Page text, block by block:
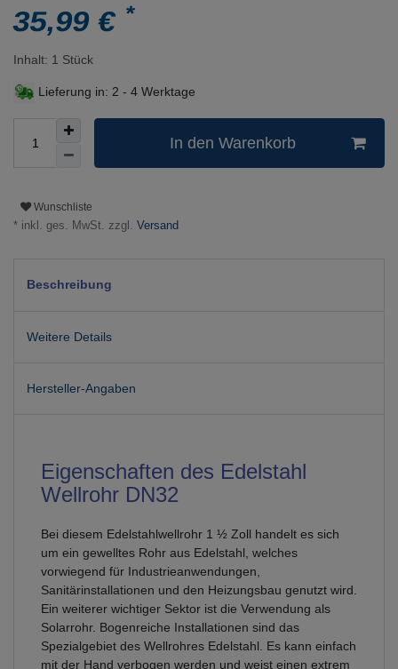
35,99 €*
Inhalt: 1 Stück
Lieferung in: 2 - 4 Werktage
In den Warenkorb
Wunschliste
* inkl. ges. MwSt. zzgl. Versand
Beschreibung
Weitere Details
Hersteller-Angaben
Eigenschaften des Edelstahl
Wellrohr DN32
Bei diesem Edelstahlwellrohr 1 ½ Zoll handelt es sich
um ein gewelltes Rohr aus Edelstahl, welches
vorwiegend für Industrieanwendungen,
Sanitärinstallationen und den Heizungsbau genutzt wird.
Ein weiterer wichtiger Sektor ist die Verwendung als
Solarrohr. Bogenreiche Installationen sind das
Spezialgebiet des Wellrohres Edelstahl. Es kann einfach
mit der Hand verbogen werden und weist einen extrem